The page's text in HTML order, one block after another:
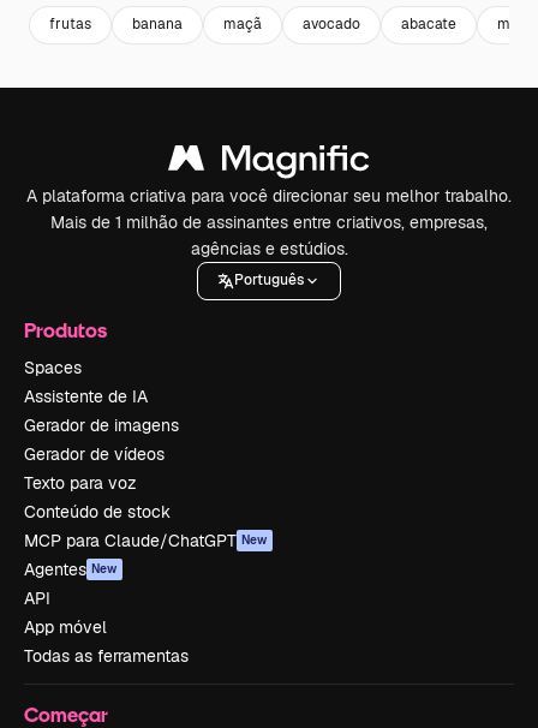
frutas banana maçã avocado abacate
A plataforma criativa para você direcionar seu melhor trabalho.
Mais de 1 milhão de assinantes entre criativos, empresas,
agências e estúdios.
Português
Produtos
Spaces
Assistente de IA
Gerador de imagens
Gerador de vídeos
Texto para voz
Conteúdo de stock
MCP para Claude/ChatGPT New
Agentes New
API
App móvel
Todas as ferramentas
Começar